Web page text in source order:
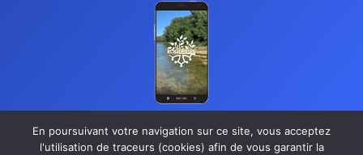
En poursuivant votre navigation sur ce site, vous acceptez
l'utilisation de traceurs (cookies) afin de vous garantir la